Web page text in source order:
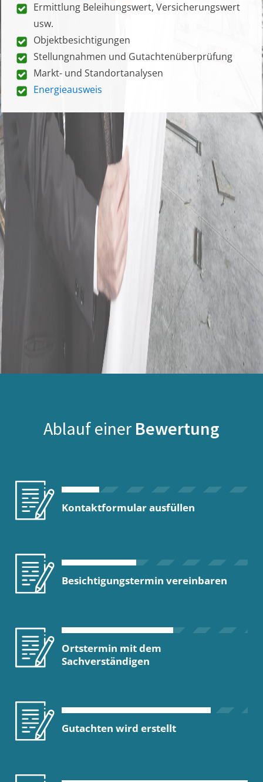
Ermittlung Beleihungswert, Versicherungswert
usw.
Objektbesichtigungen
Stellungnahmen und Gutachtenüberprüfung
Markt- und Standortanalysen
Energieausweis
Ablauf einer Bewertung
Kontaktformular ausfüllen
Besichtigungstermin vereinbaren
Ortstermin mit dem
Sachverständigen
Gutachten wird erstellt